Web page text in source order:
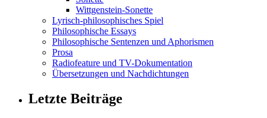
Wittgenstein-Sonette
Lyrisch-philosophisches Spiel
Philosophische Essays
Philosophische Sentenzen und Aphorismen
Prosa
Radiofeature und TV-Dokumentation
Übersetzungen und Nachdichtungen
Letzte Beiträge